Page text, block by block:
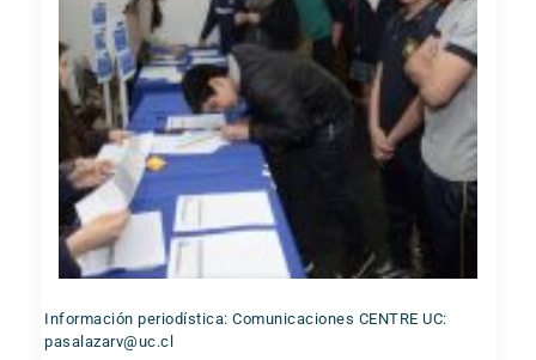
Información periodística: Comunicaciones CENTRE UC:
pasalazarv@uc.cl